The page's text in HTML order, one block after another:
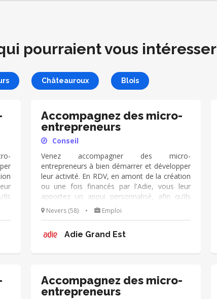
pourraient vous intéresser
Châteauroux Blois
Accompagnez des micro-
entrepreneurs
Conseil
Venez accompagner des micro-
entrepreneurs à bien démarrer et développer
leur activité. En RDV, en amont de la création
ou une fois financés par l'Adie, vous leur
apportez un appui personnalisé, afin qu’ils
deviennent autonomes dans leur métier de
chef d’entreprise. Vous échangez
active et dans la durée. Vous utilisez le kit
Nevers (58) • Emploi
Adie Grand Est
Accompagnez des micro-
entrepreneurs